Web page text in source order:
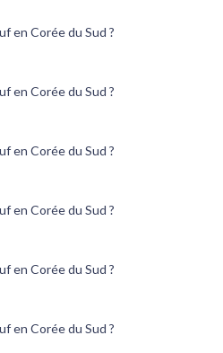
en Corée du Sud ?
en Corée du Sud ?
en Corée du Sud ?
en Corée du Sud ?
en Corée du Sud ?
en Corée du Sud ?